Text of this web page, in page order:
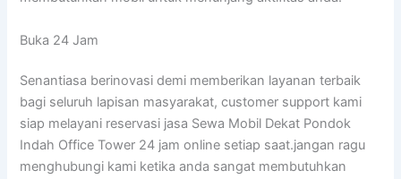
Buka 24 Jam
Senantiasa berinovasi demi memberikan layanan terbaik
bagi seluruh lapisan masyarakat, customer support kami
siap melayani reservasi jasa Sewa Mobil Dekat Pondok
Indah Office Tower 24 jam online setiap saat.jangan ragu
menghubungi kami ketika anda sangat membutuhkan